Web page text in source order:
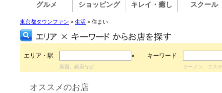
グルメ ショッピング キレイ・癒し スクール
東京都タウンファン > 生活 > 住まい
エリア・駅 × キーワード
新宿、銀座など ラーメン、エス
オススメのお店